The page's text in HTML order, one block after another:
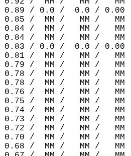
: 0.89 / 0.0 /  0.0 / 0.00
: 0.85 /  MM /   MM /   MM
0.84 /  MM /   MM /   MM
: 0.84 /  MM /   MM /   MM
: 0.83 / 0.0 /  0.0 / 0.00
/  MM /   MM /   MM
: 0.79 /  MM /   MM /   MM
0.78 /  MM /   MM /   MM
0.78 /  MM /   MM /   MM
: 0.76 /  MM /   MM /   MM
0.75 /  MM /   MM /   MM
/  MM /   MM /   MM
0.73 /  MM /   MM /   MM
: 0.72 /  MM /   MM /   MM
0.70 /  MM /   MM /   MM
0.68 /  MM /   MM /   MM